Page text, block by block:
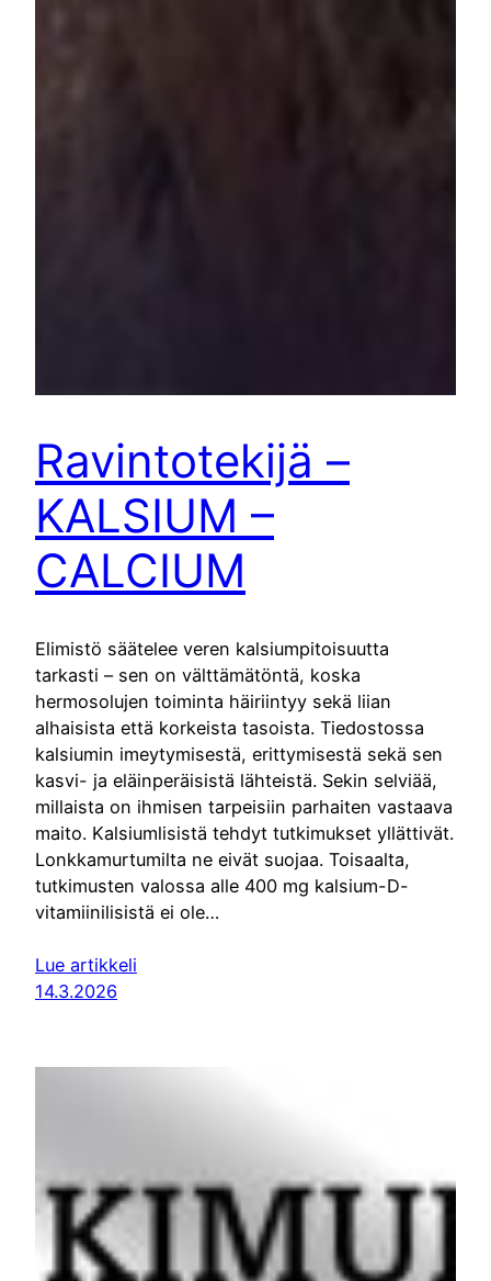
Ravintotekijä –
KALSIUM –
CALCIUM
Elimistö säätelee veren kalsiumpitoisuutta
tarkasti – sen on välttämätöntä, koska
hermosolujen toiminta häiriintyy sekä liian
alhaisista että korkeista tasoista. Tiedostossa
kalsiumin imeytymisestä, erittymisestä sekä sen
kasvi- ja eläinperäisistä lähteistä. Sekin selviää,
millaista on ihmisen tarpeisiin parhaiten vastaava
maito. Kalsiumlisistä tehdyt tutkimukset yllättivät.
Lonkkamurtumilta ne eivät suojaa. Toisaalta,
tutkimusten valossa alle 400 mg kalsium-D-
vitamiinilisistä ei ole…
Lue artikkeli
14.3.2026